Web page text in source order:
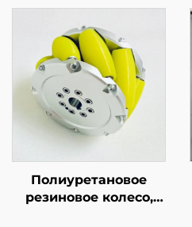
ролик для сборочной
линии
Полиуретановое
резиновое колесо,